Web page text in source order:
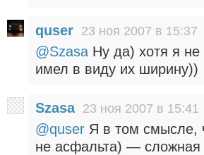
quser 23 ноя 2007 в 15:37
@Szasa Ну да) хотя я
имел в виду их ширину))
Szasa 23 ноя 2007 в 15:41
@quser Я в том смысле,
не асфальта) — сложная